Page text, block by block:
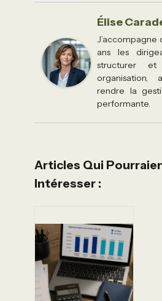
Élise
J’accompagne
ans les
structurer et
organisation,
rendre la
performante.
Articles Qui
Intéresser :